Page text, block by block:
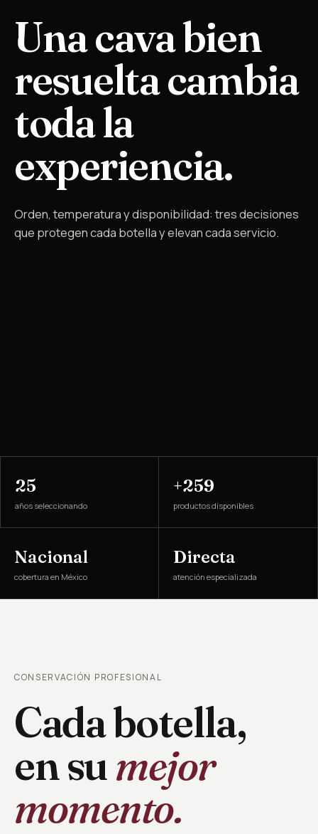
Una cava bien
resuelta cambia
toda la
experiencia.
Orden, temperatura y disponibilidad: tres decisiones
que protegen cada botella y elevan cada servicio.
25
años seleccionando
+259
productos disponibles
Nacional
cobertura en México
Directa
atención especializada
CONSERVACIÓN PROFESIONAL
Cada botella,
en sumejor
momento.